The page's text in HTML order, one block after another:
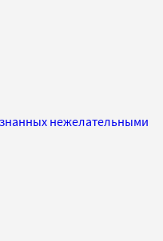
нежелательными